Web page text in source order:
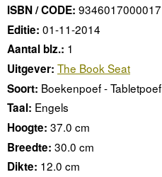
ISBN / CODE: 9346017000017
Editie: 01-11-2014
Aantal blz.: 1
Uitgever: The Book Seat
Soort: Boekenpoef - Tabletpoef
Taal: Engels
Hoogte: 37.0 cm
Breedte: 30.0 cm
Dikte: 12.0 cm